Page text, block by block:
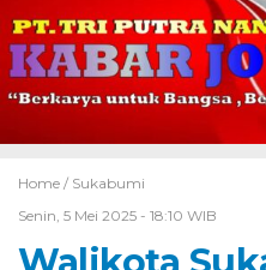
Home / Sukabumi
Senin, 5 Mei 2025 - 18:10 WIB